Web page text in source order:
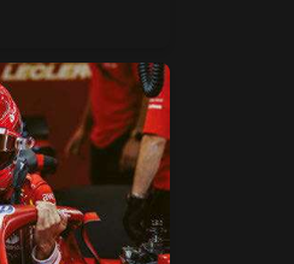
devient son
naturel entre
de la